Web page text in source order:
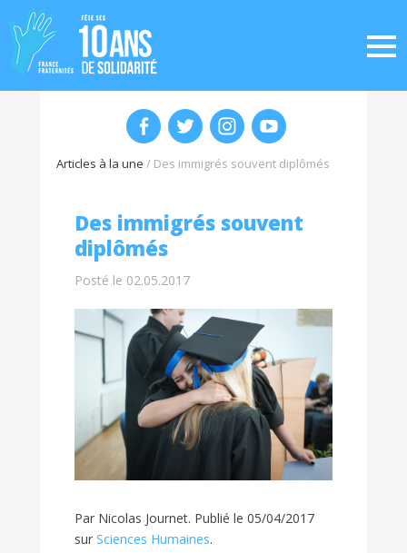
Articles à la une / Des immigrés souvent diplômés
Des immigrés souvent
diplômés
Posté le 02.05.2017
Par Nicolas Journet. Publié le 05/04/2017
sur Sciences Humaines.